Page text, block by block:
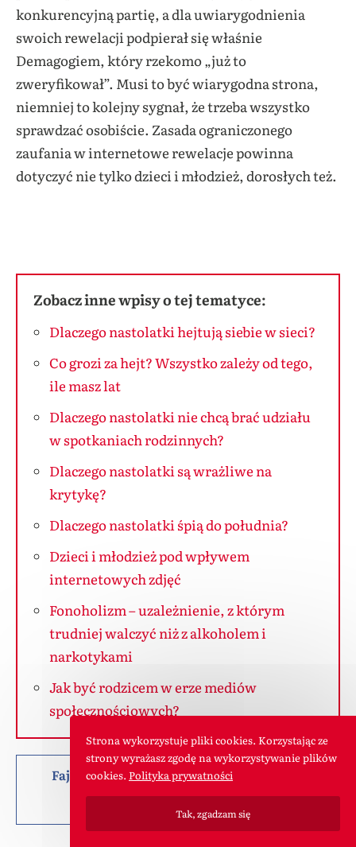
konkurencyjną partię, a dla uwiarygodnienia
swoich rewelacji podpierał się właśnie
Demagogiem, który rzekomo „już to
zweryfikował”. Musi to być wiarygodna strona,
niemniej to kolejny sygnał, że trzeba wszystko
sprawdzać osobiście. Zasada ograniczonego
zaufania w internetowe rewelacje powinna
dotyczyć nie tylko dzieci i młodzież, dorosłych też.
Zobacz inne wpisy o tej tematyce:
Dlaczego nastolatki hejtują siebie w sieci?
Co grozi za hejt? Wszystko zależy od tego,
ile masz lat
Dlaczego nastolatki nie chcą brać udziału
w spotkaniach rodzinnych?
Dlaczego nastolatki są wrażliwe na
krytykę?
Dlaczego nastolatki śpią do południa?
Dzieci i młodzież pod wpływem
internetowych zdjęć
Fonoholizm – uzależnienie, z którym
trudniej walczyć niż z alkoholem i
narkotykami
Jak być rodzicem w erze mediów
społecznościowych?
Fajny artykuł? Możesz nas pochwalić lub
podzielić się nim z innymi :)
Może Cię
Strona wykorzystuje pliki cookies. Korzystając ze
strony wyrażasz zgodę na wykorzystywanie plików
cookies. Polityka prywatności
Tak, zgadzam się